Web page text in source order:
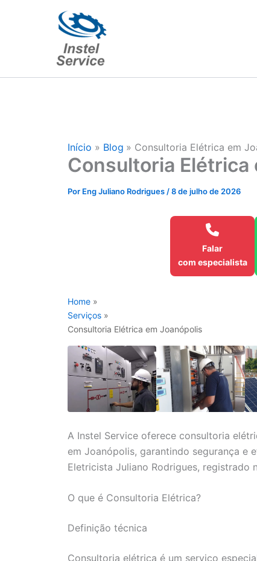
Início Blog Consultoria Elétrica em
Consultoria Elétrica
Por Eng Juliano Rodrigues /8 de julho de 2026
Falar
com especialista
Home »
Serviços »
Consultoria Elétrica em Joanópolis
A Instel Service oferece consultoria
em Joanópolis, garantindo segurança e
Eletricista Juliano Rodrigues, registrado
O que é Consultoria Elétrica?
Definição técnica
Consultoria elétrica é um serviço